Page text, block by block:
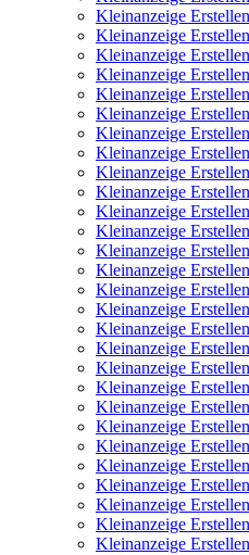
Kleinanzeige Erstellen
Kleinanzeige Erstellen
Kleinanzeige Erstellen
Kleinanzeige Erstellen
Kleinanzeige Erstellen
Kleinanzeige Erstellen
Kleinanzeige Erstellen
Kleinanzeige Erstellen
Kleinanzeige Erstellen
Kleinanzeige Erstellen
Kleinanzeige Erstellen
Kleinanzeige Erstellen
Kleinanzeige Erstellen
Kleinanzeige Erstellen
Kleinanzeige Erstellen
Kleinanzeige Erstellen
Kleinanzeige Erstellen
Kleinanzeige Erstellen
Kleinanzeige Erstellen
Kleinanzeige Erstellen
Kleinanzeige Erstellen
Kleinanzeige Erstellen
Kleinanzeige Erstellen
Kleinanzeige Erstellen
Kleinanzeige Erstellen
Kleinanzeige Erstellen
Kleinanzeige Erstellen
Kleinanzeige Erstellen